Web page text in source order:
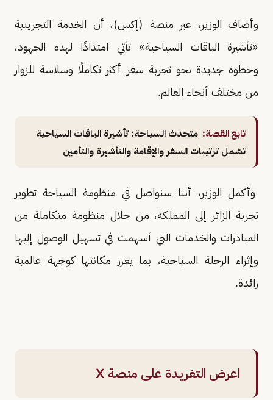
وأضاف الوزير، عبر منصة (إكس)، أن الخدمة التجريبية
«تأشيرة الباقات السياحية» تأتي امتدادًا لهذه الجهود،
وخطوة جديدة نحو تجربة سفر أكثر تكاملًا وسلاسة للزوار
من مختلف أنحاء العالم.
تابع القصة: متحدث السياحة: تأشيرة الباقات السياحية
تشمل ترتيبات السفر والإقامة والتأشيرة والتأمين
وأكمل الوزير، أننا سنواصل في منظومة السياحة تطوير
تجربة الزائر إلى المملكة، من خلال منظومة متكاملة من
المبادرات والخدمات التي أسهمت في تسهيل الوصول إليها
وإثراء الرحلة السياحية، بما يعزز مكانتها كوجهة عالمية
رائدة.
اعرض التغريدة على منصة X